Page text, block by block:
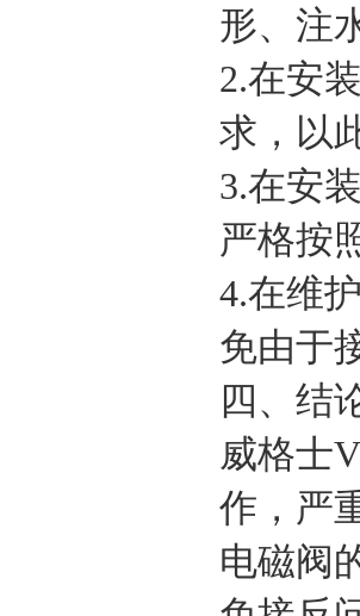
形、注
2.在安
求，以
3.在安
严格按
4.在维
免由于
四、结
威格士
作，严
电磁阀